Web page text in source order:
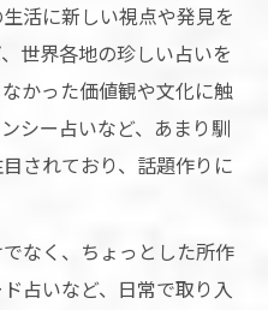
なる理由とその魅力
誕生日占いの選び方
な発見を体験しよう
占い種類一覧
人気の傾向を探る
目されるおもしろさの
活に新しい視点や発見を
世界各地の珍しい占いを
かった価値観や文化に触
シー占いなど、あまり馴
されており、話題作りに
なく、ちょっとした所作
占いなど、日常で取り入